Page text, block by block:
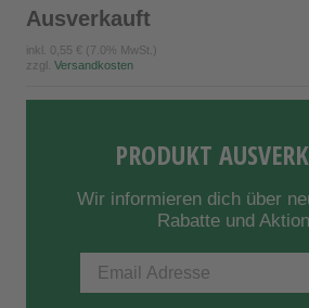
Ausverkauft
inkl. 0,55 € (7.0% MwSt.)
zzgl. Versandkosten
PRODUKT
Wir informieren dich über
Rabatte und